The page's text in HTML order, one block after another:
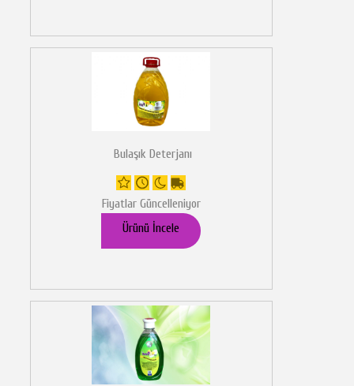
Bulaşık Deterjanı
Fiyatlar Güncelleniyor
Ürünü İncele